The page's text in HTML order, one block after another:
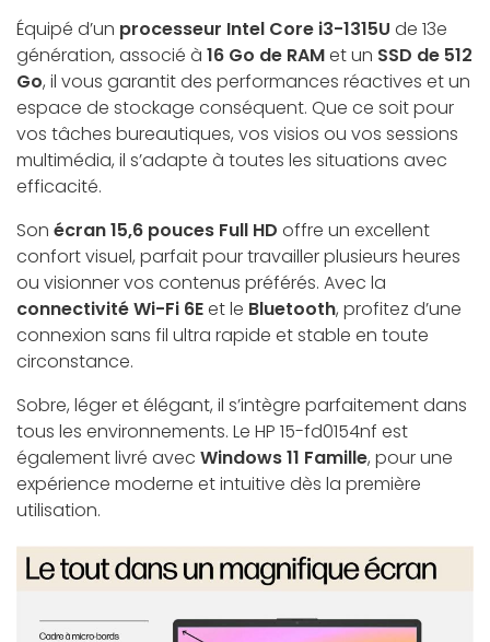
Équipé d’un processeur Intel Core i3-1315U de 13e
génération, associé à 16 Go de RAMet un SSD de 512
Go, il vous garantit des performances réactives et un
espace de stockage conséquent. Que ce soit pour
vos tâches bureautiques, vos visios ou vos sessions
multimédia, il s’adapte à toutes les situations avec
efficacité.
Son écran 15,6 pouces Full HD offre un excellent
confort visuel, parfait pour travailler plusieurs heures
ou visionner vos contenus préférés. Avec la
connectivité Wi-Fi 6Eet le Bluetooth, profitez d’une
connexion sans fil ultra rapide et stable en toute
circonstance.
Sobre, léger et élégant, il s’intègre parfaitement dans
tous les environnements. Le HP 15-fd0154nf est
également livré avec Windows 11 Famille, pour une
expérience moderne et intuitive dès la première
utilisation.